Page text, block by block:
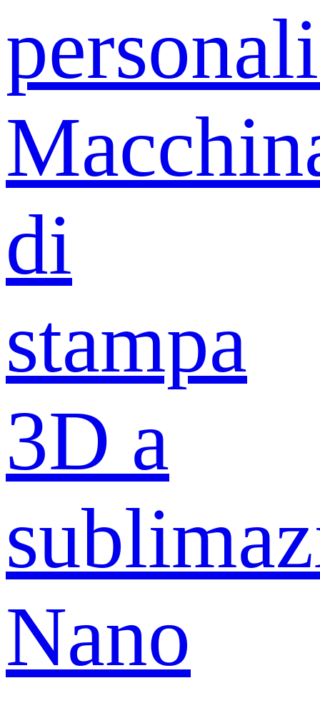
di
stampa
3D a
Nano